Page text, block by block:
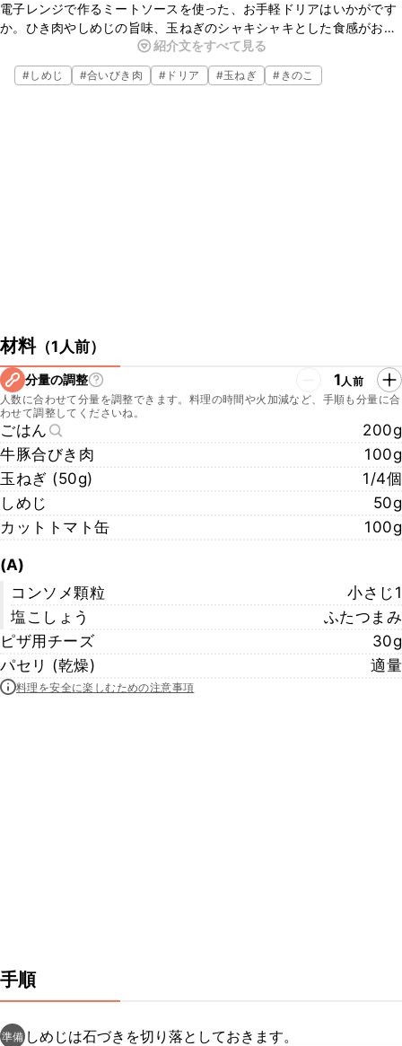
電子レンジで作るミートソースを使った、お手軽ドリアはいかがです
か。ひき肉やしめじの旨味、玉ねぎのシャキシャキとした食感がおい
しいミートドリアは、ランチやささっと食べたい夕食にぴったりで
す。ぜひお試しくださいね。
紹介文をすべて見る
#しめじ #合いびき肉 # ドリア #玉ねぎ # きのこ
材料（1人前）
分量の調整 1人前
人数に合わせて分量を調整できます。料理の時間や火加減など、手順も分量に合
わせて調整してくださいね。
ごはん
200g
牛豚合びき肉
100g
玉ねぎ (50g)
1/4個
しめじ
50g
カットトマト缶
100g
(A)
コンソメ顆粒
小さじ1
塩こしょう
ふたつまみ
ピザ用チーズ
30g
パセリ (乾燥)
適量
料理を安全に楽しむための注意事項
手順
準備 しめじは石づきを切り落としておきます。